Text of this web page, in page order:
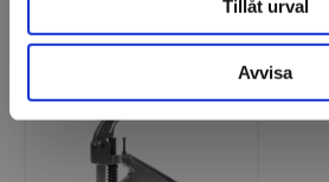
Tillåt urval
Avvisa